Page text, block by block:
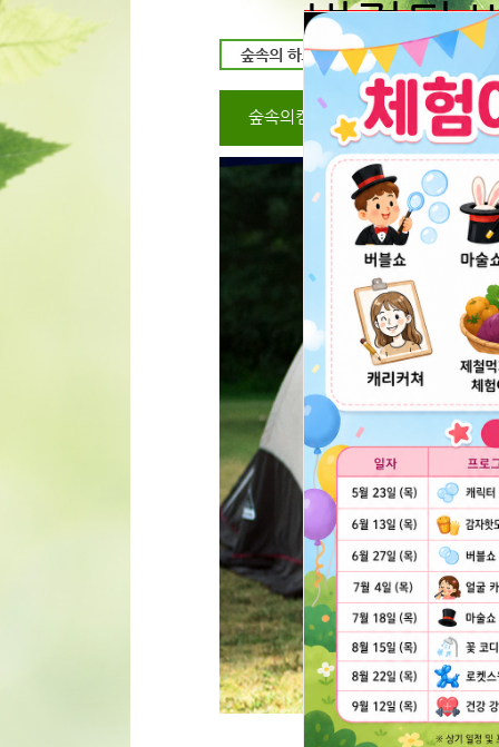
예약시 입금자명
동일하게 해주세
서로 다를시 취
불가 할수 있음
다르게 입금시
문자로 또는 전
변경된
숲속의캠핑장 캠핑장 미리보